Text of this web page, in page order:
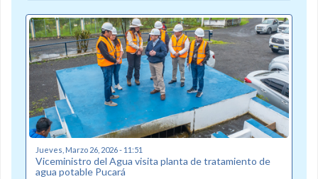
Jueves, Marzo 26, 2026 - 11:51
Viceministro del Agua visita planta de tratamiento de
agua potable Pucará